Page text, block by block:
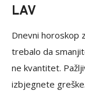
LAV
Dnevni horoskop
trebalo da
ne kvantitet.
izbjegnete